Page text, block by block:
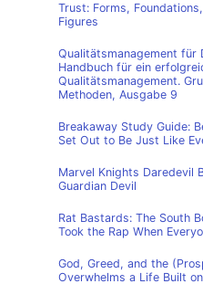
Trust: Forms,
Figures
Qualitätsmanagement für
Handbuch für ein
Qualitätsmanagement.
Methoden, Ausgabe 9
Breakaway Study Guide:
Set Out to Be Just Like
Marvel Knights Daredevil
Guardian Devil
Rat Bastards: The South
Took the Rap When
God, Greed, and the
Overwhelms a Life Built